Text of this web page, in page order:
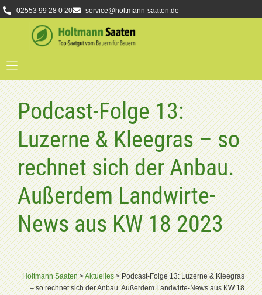
02553 99 28 0 20 service@holtmann-saaten.de
Podcast-Folge 13:
Luzerne & Kleegras – so
rechnet sich der Anbau.
Außerdem Landwirte-
News aus KW 18 2023
Holtmann Saaten>Aktuelles>Podcast-Folge 13: Luzerne & Kleegras
– so rechnet sich der Anbau. Außerdem Landwirte-News aus KW 18